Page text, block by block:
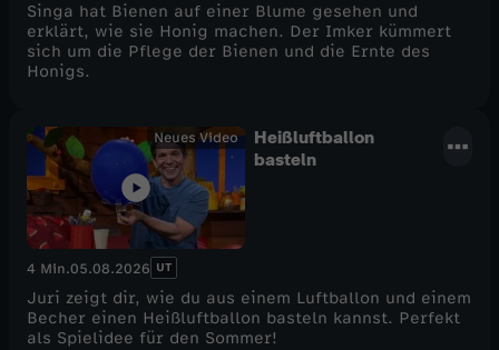
Singa hat Bienen auf einer Blume gesehen und
erklärt, wie sie Honig machen. Der Imker kümmert
sich um die Pflege der Bienen und die Ernte des
Honigs.
Neues Video
Heißluftballon
basteln
4 Min.05.08.2026 UT
Juri zeigt dir, wie du aus einem Luftballon und einem
Becher einen Heißluftballon basteln kannst. Perfekt
als Spielidee für den Sommer!